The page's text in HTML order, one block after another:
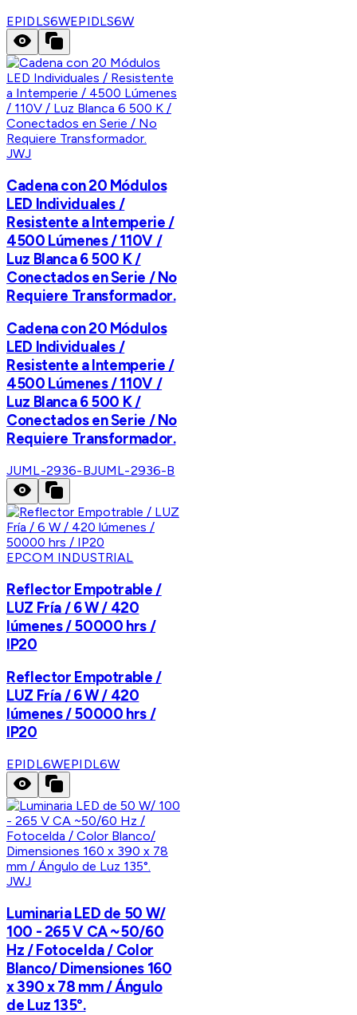
EPIDLS6WEPIDLS6W
JWJ
Cadena con 20 Módulos
LED Individuales /
Resistente a Intemperie /
4500 Lúmenes / 110V /
Luz Blanca 6 500 K /
Conectados en Serie / No
Requiere Transformador.
Cadena con 20 Módulos
LED Individuales /
Resistente a Intemperie /
4500 Lúmenes / 110V /
Luz Blanca 6 500 K /
Conectados en Serie / No
Requiere Transformador.
JUML-2936-BJUML-2936-B
EPCOM INDUSTRIAL
Reflector Empotrable /
LUZ Fría / 6 W / 420
lúmenes / 50000 hrs /
IP20
Reflector Empotrable /
LUZ Fría / 6 W / 420
lúmenes / 50000 hrs /
IP20
EPIDL6WEPIDL6W
JWJ
Luminaria LED de 50 W/
100 - 265 V CA ~50/60
Hz / Fotocelda / Color
Blanco/ Dimensiones 160
x 390 x 78 mm / Ángulo
de Luz 135°.